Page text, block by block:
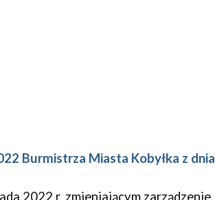
Burmistrza Miasta Kobyłka z dnia
2022 r. zmieniającym zarządzenie